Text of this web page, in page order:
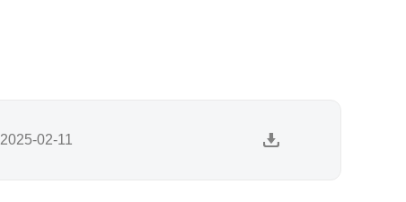
2025-02-11